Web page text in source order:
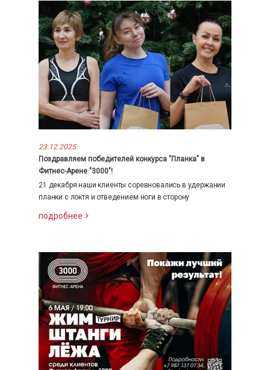
23.12.2025
Поздравляем победителей конкурса "Планка" в
Фитнес-Арене "3000"!
21 декабря наши клиенты соревновались в удержании
планки с локтя и отведением ноги в сторону
подробнее